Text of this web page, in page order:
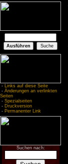
- Links auf diese Seite
- Änderungen an verlinkten
Seiten
- Spezialseiten
- Druckversion
- Permanenter Link
Suchen nach: